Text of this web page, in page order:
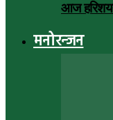
आज
मनोरन्जन